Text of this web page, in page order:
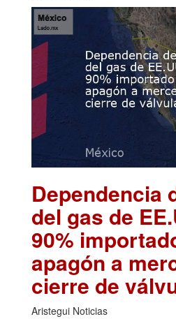
Dependencia
del gas de
90%
apagón a
cierre de
Aristegui Noticias